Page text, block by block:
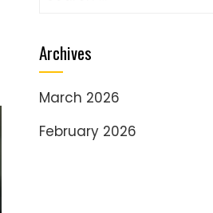
Archives
March 2026
February 2026